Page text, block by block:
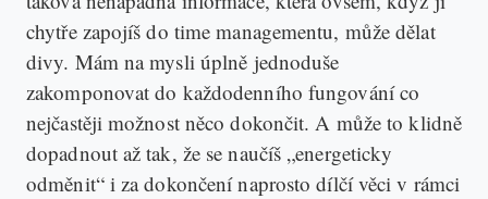
chytře zapojíš do time managementu, může dělat
divy. Mám na mysli úplně jednoduše
zakomponovat do každodenního fungování co
nejčastěji možnost něco dokončit. A může to klidně
dopadnout až tak, že se naučíš „energeticky
odměnit“ i za dokončení naprosto dílčí věci v rámci